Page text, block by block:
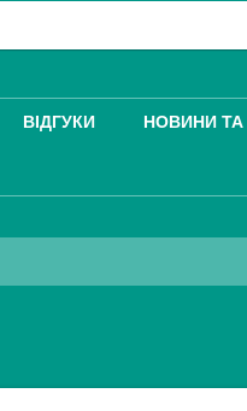
ВІДГУКИ НОВИНИ ТА